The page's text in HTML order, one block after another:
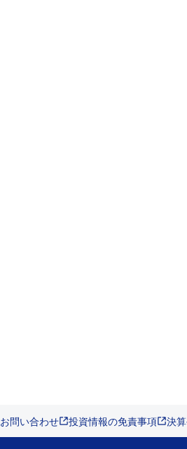
お問い合わせ 投資情報の免責事項 決